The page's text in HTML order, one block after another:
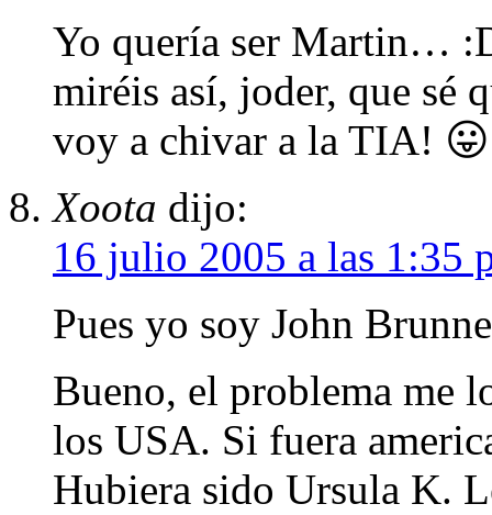
Yo quería ser Martin…
miréis así, joder, que sé
voy a chivar a la TIA! 😛
Xoota dijo:
16 julio 2005 a las 1:35
Pues yo soy John
Bueno, el problema me
los USA. Si fuera
Hubiera sido Ursula K.